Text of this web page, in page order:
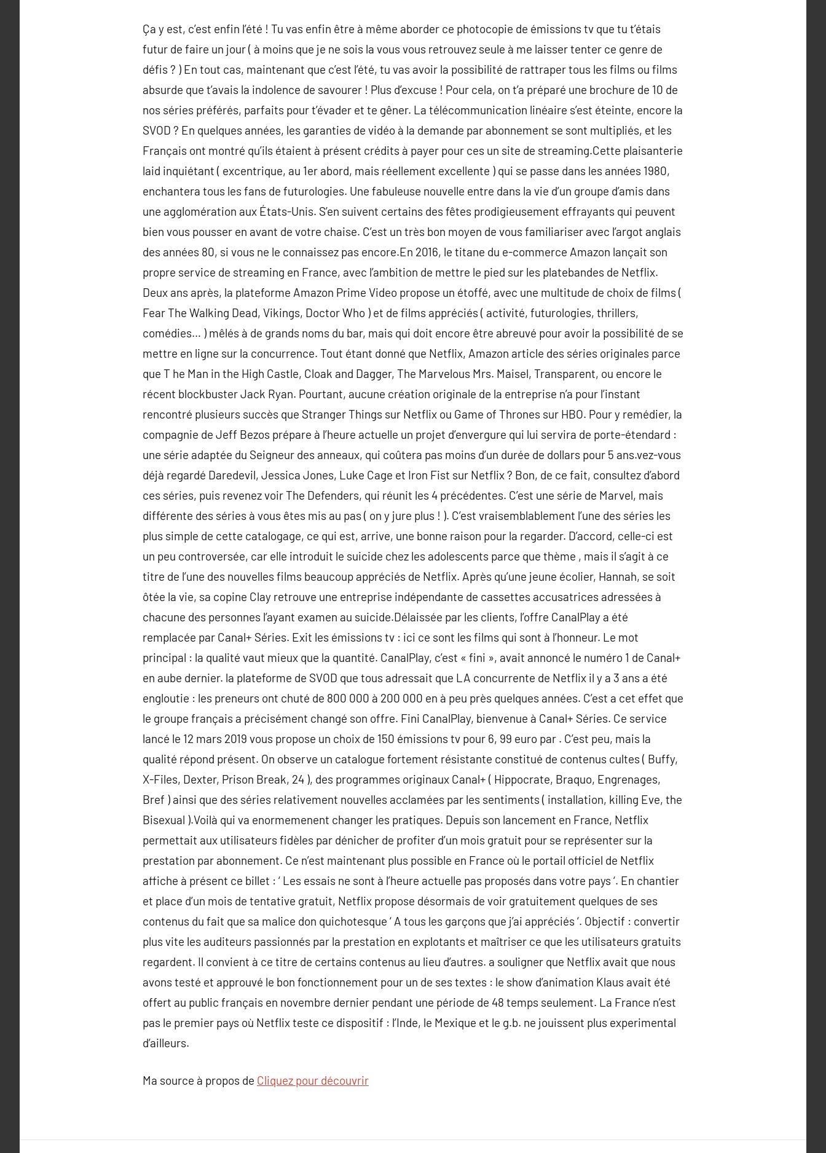
Ça y est, c’est enfin l’été ! Tu vas enfin être à même aborder ce photocopie de émissions tv que tu t’étais
futur de faire un jour ( à moins que je ne sois la vous vous retrouvez seule à me laisser tenter ce genre de
défis ? ) En tout cas, maintenant que c’est l’été, tu vas avoir la possibilité de rattraper tous les films ou films
absurde que t’avais la indolence de savourer ! Plus d’excuse ! Pour cela, on t’a préparé une brochure de 10 de
nos séries préférés, parfaits pour t’évader et te gêner. La télécommunication linéaire s’est éteinte, encore la
SVOD ? En quelques années, les garanties de vidéo à la demande par abonnement se sont multipliés, et les
Français ont montré qu’ils étaient à présent crédits à payer pour ces un site de streaming.Cette plaisanterie
laid inquiétant ( excentrique, au 1er abord, mais réellement excellente ) qui se passe dans les années 1980,
enchantera tous les fans de futurologies. Une fabuleuse nouvelle entre dans la vie d’un groupe d’amis dans
une agglomération aux États-Unis. S’en suivent certains des fêtes prodigieusement effrayants qui peuvent
bien vous pousser en avant de votre chaise. C’est un très bon moyen de vous familiariser avec l’argot anglais
des années 80, si vous ne le connaissez pas encore.En 2016, le titane du e-commerce Amazon lançait son
propre service de streaming en France, avec l’ambition de mettre le pied sur les platebandes de Netflix.
Deux ans après, la plateforme Amazon Prime Video propose un étoffé, avec une multitude de choix de films (
Fear The Walking Dead, Vikings, Doctor Who ) et de films appréciés ( activité, futurologies, thrillers,
comédies… ) mêlés à de grands noms du bar, mais qui doit encore être abreuvé pour avoir la possibilité de se
mettre en ligne sur la concurrence. Tout étant donné que Netflix, Amazon article des séries originales parce
que T he Man in the High Castle, Cloak and Dagger, The Marvelous Mrs. Maisel, Transparent, ou encore le
récent blockbuster Jack Ryan. Pourtant, aucune création originale de la entreprise n’a pour l’instant
rencontré plusieurs succès que Stranger Things sur Netflix ou Game of Thrones sur HBO. Pour y remédier, la
compagnie de Jeff Bezos prépare à l’heure actuelle un projet d’envergure qui lui servira de porte-étendard :
une série adaptée du Seigneur des anneaux, qui coûtera pas moins d’un durée de dollars pour 5 ans.vez-vous
déjà regardé Daredevil, Jessica Jones, Luke Cage et Iron Fist sur Netflix ? Bon, de ce fait, consultez d’abord
ces séries, puis revenez voir The Defenders, qui réunit les 4 précédentes. C’est une série de Marvel, mais
différente des séries à vous êtes mis au pas ( on y jure plus ! ). C’est vraisemblablement l’une des séries les
plus simple de cette catalogage, ce qui est, arrive, une bonne raison pour la regarder. D’accord, celle-ci est
un peu controversée, car elle introduit le suicide chez les adolescents parce que thème , mais il s’agit à ce
titre de l’une des nouvelles films beaucoup appréciés de Netflix. Après qu’une jeune écolier, Hannah, se soit
ôtée la vie, sa copine Clay retrouve une entreprise indépendante de cassettes accusatrices adressées à
chacune des personnes l’ayant examen au suicide.Délaissée par les clients, l’offre CanalPlay a été
remplacée par Canal+ Séries. Exit les émissions tv : ici ce sont les films qui sont à l’honneur. Le mot
principal : la qualité vaut mieux que la quantité. CanalPlay, c’est « fini », avait annoncé le numéro 1 de Canal+
en aube dernier. la plateforme de SVOD que tous adressait que LA concurrente de Netflix il y a 3 ans a été
engloutie : les preneurs ont chuté de 800 000 à 200 000 en à peu près quelques années. C’est a cet effet que
le groupe français a précisément changé son offre. Fini CanalPlay, bienvenue à Canal+ Séries. Ce service
lancé le 12 mars 2019 vous propose un choix de 150 émissions tv pour 6, 99 euro par . C’est peu, mais la
qualité répond présent. On observe un catalogue fortement résistante constitué de contenus cultes ( Buffy,
X-Files, Dexter, Prison Break, 24 ), des programmes originaux Canal+ ( Hippocrate, Braquo, Engrenages,
Bref ) ainsi que des séries relativement nouvelles acclamées par les sentiments ( installation, killing Eve, the
Bisexual ).Voilà qui va enormemenent changer les pratiques. Depuis son lancement en France, Netflix
permettait aux utilisateurs fidèles par dénicher de profiter d’un mois gratuit pour se représenter sur la
prestation par abonnement. Ce n’est maintenant plus possible en France où le portail officiel de Netflix
affiche à présent ce billet : ‘ Les essais ne sont à l’heure actuelle pas proposés dans votre pays ‘. En chantier
et place d’un mois de tentative gratuit, Netflix propose désormais de voir gratuitement quelques de ses
contenus du fait que sa malice don quichotesque ‘ A tous les garçons que j’ai appréciés ‘. Objectif : convertir
plus vite les auditeurs passionnés par la prestation en explotants et maîtriser ce que les utilisateurs gratuits
regardent. Il convient à ce titre de certains contenus au lieu d’autres. a souligner que Netflix avait que nous
avons testé et approuvé le bon fonctionnement pour un de ses textes : le show d’animation Klaus avait été
offert au public français en novembre dernier pendant une période de 48 temps seulement. La France n’est
pas le premier pays où Netflix teste ce dispositif : l’Inde, le Mexique et le g.b. ne jouissent plus experimental
d’ailleurs.
Ma source à propos de Cliquez pour découvrir